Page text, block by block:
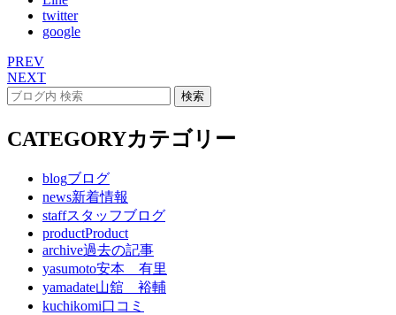
twitter
google
PREV
NEXT
CATEGORYカテゴリー
blogブログ
news新着情報
staffスタッフブログ
productProduct
archive過去の記事
yasumoto安本 有里
yamadate山舘 裕輔
kuchikomi口コミ